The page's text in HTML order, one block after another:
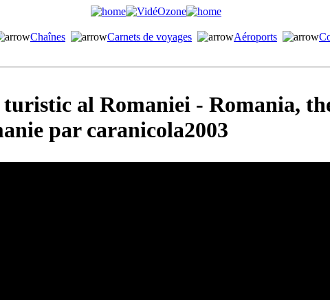
Chaînes Carnets de voyages Aéroports
al Romaniei - Romania,
par caranicola2003